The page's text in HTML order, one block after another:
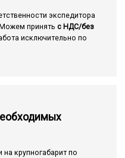
экспедитора
принять с НДС/без
исключительно по
крупногабарит по